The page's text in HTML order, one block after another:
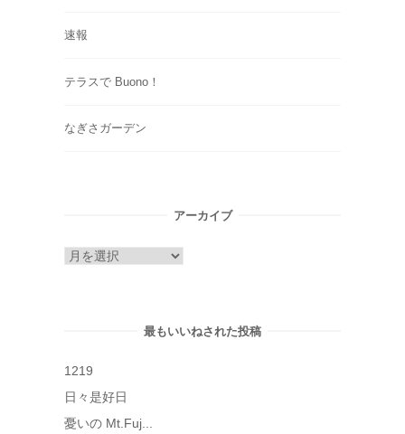
速報
テラスで Buono！
なぎさガーデン
アーカイブ
ア
最もいいねされた投稿
1219
日々是好日
憂いの Mt.Fuj...